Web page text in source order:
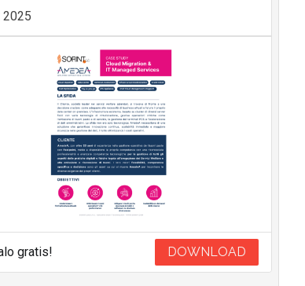
2025
gratis! DOWNLOAD